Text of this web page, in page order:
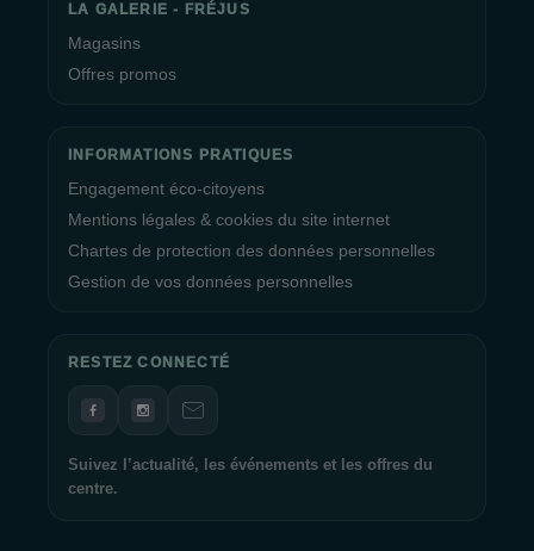
LA GALERIE - FRÉJUS
Magasins
Offres promos
INFORMATIONS PRATIQUES
Engagement éco-citoyens
Mentions légales & cookies du site internet
Chartes de protection des données personnelles
Gestion de vos données personnelles
RESTEZ CONNECTÉ
Suivez l’actualité, les événements et les offres du
centre.